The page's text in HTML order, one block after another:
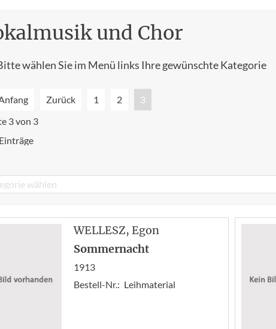
und Chor
wählen Sie im Menü links Ihre gewünschte Kategorie
Zurück 1 2
3
3 von 3
wählen
WELLESZ, Egon
Sommernacht
1913
Bestell-Nr.: Leihmaterial